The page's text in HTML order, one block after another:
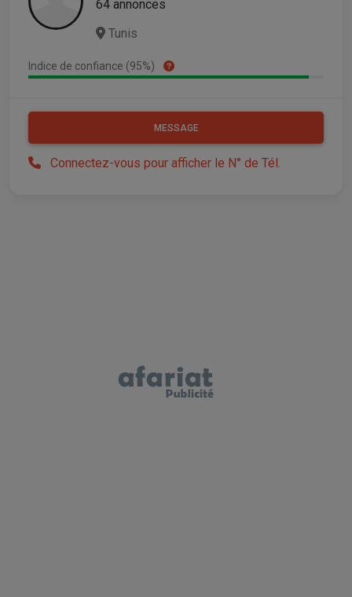
64 annonces
Tunis
Indice de confiance (95%)
MESSAGE
Connectez-vous pour afficher le N° de Tél.